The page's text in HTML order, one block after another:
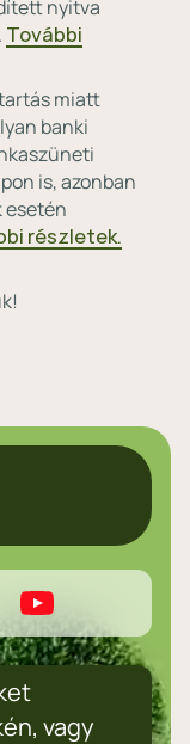
nyitva
További
miatt
banki
is, azonban
esetén
részletek.
vagy